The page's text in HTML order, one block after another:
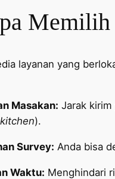
Memilih
layanan yang
Masakan: Jarak
).
Survey: Anda bisa
Waktu: Menghindari